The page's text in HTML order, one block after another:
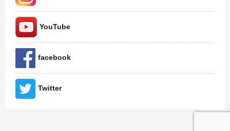
YouTube
facebook
Twitter